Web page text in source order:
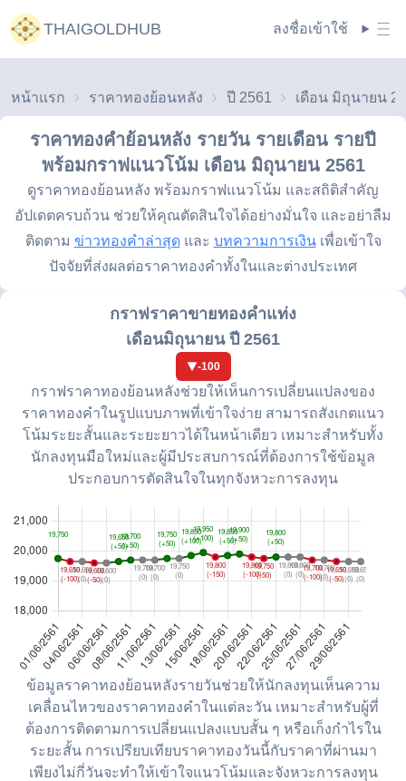
THAIGOLDHUB ลงชื่อเข้าใช้
หน้าแรก ราคาทองย้อนหลัง ปี 2561 เดือน มิถุนายน
ราคาทองคำย้อนหลัง รายวัน รายเดือน รายปี
พร้อมกราฟแนวโน้ม เดือน มิถุนายน 2561
ดูราคาทองย้อนหลัง พร้อมกราฟแนวโน้ม และสถิติสำคัญ
อัปเดตครบถ้วน ช่วยให้คุณตัดสินใจได้อย่างมั่นใจ และอย่าลืม
ติดตาม ข่าวทองคำล่าสุด และ บทความการเงิน เพื่อเข้าใจ
ปัจจัยที่ส่งผลต่อราคาทองคำทั้งในและต่างประเทศ
กราฟราคาขายทองคำแท่ง
เดือนมิถุนายน ปี 2561
-100
กราฟราคาทองย้อนหลังช่วยให้เห็นการเปลี่ยนแปลงของ
ราคาทองคำในรูปแบบภาพที่เข้าใจง่าย สามารถสังเกตแนว
โน้มระยะสั้นและระยะยาวได้ในหน้าเดียว เหมาะสำหรับทั้ง
นักลงทุนมือใหม่และผู้มีประสบการณ์ที่ต้องการใช้ข้อมูล
ประกอบการตัดสินใจในทุกจังหวะการลงทุน
ข้อมูลราคาทองย้อนหลังรายวันช่วยให้นักลงทุนเห็นความ
เคลื่อนไหวของราคาทองคำในแต่ละวัน เหมาะสำหรับผู้ที่
ต้องการติดตามการเปลี่ยนแปลงแบบสั้น ๆ หรือเก็งกำไรใน
ระยะสั้น การเปรียบเทียบราคาทองวันนี้กับราคาที่ผ่านมา
เพียงไม่กี่วันจะทำให้เข้าใจแนวโน้มและจังหวะการลงทุน